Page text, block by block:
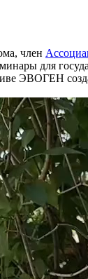
член
для
ЭВОГЕН